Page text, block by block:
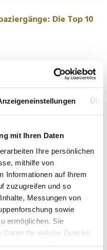
mit Ihren Daten
Ihre persönlichen
mithilfe von
Informationen auf Ihrem
zuzugreifen und so
Messungen von
sowie
ermöglichen. Sie
Daten für welche Zwecke
Die Top 10
entdeckt oft mehr als auf
Ein aktuelles
in Europa – angeführt
teuersten
für europäische Citytrips
aktuelle "Post Office City
Verschiebung:
die Budget-Obergrenze